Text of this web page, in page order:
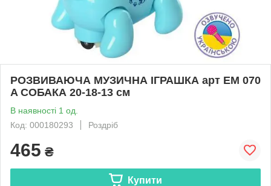
РОЗВИВАЮЧА МУЗИЧНА ІГРАШКА арт EM 070
A СОБАКА 20-18-13 см
В наявності 1 од.
Код: 000180293
Роздріб
465 ₴
Купити